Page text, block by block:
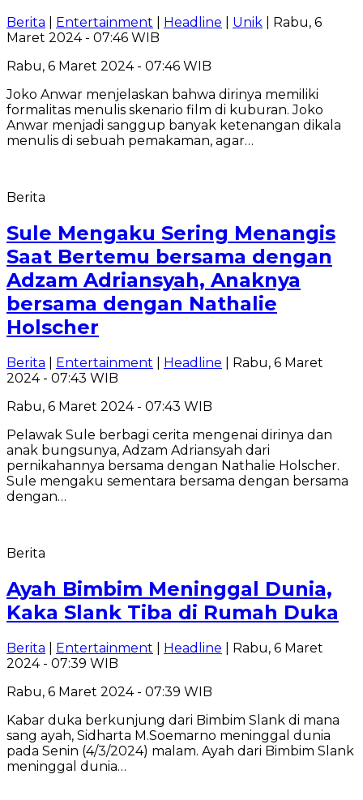
Berita Entertainment Headline Unik | Rabu, 6
Maret 2024 - 07:46 WIB
Rabu, 6 Maret 2024 - 07:46 WIB
Joko Anwar menjelaskan bahwa dirinya memiliki
formalitas menulis skenario film di kuburan. Joko
Anwar menjadi sanggup banyak ketenangan dikala
menulis di sebuah pemakaman, agar…
Berita
Sule Mengaku Sering Menangis
Saat Bertemu bersama dengan
Adzam Adriansyah, Anaknya
bersama dengan Nathalie
Holscher
Berita Entertainment Headline | Rabu, 6 Maret
2024 - 07:43 WIB
Rabu, 6 Maret 2024 - 07:43 WIB
Pelawak Sule berbagi cerita mengenai dirinya dan
anak bungsunya, Adzam Adriansyah dari
pernikahannya bersama dengan Nathalie Holscher.
Sule mengaku sementara bersama dengan bersama
dengan…
Berita
Ayah Bimbim Meninggal Dunia,
Kaka Slank Tiba di Rumah Duka
Berita Entertainment Headline | Rabu, 6 Maret
2024 - 07:39 WIB
Rabu, 6 Maret 2024 - 07:39 WIB
Kabar duka berkunjung dari Bimbim Slank di mana
sang ayah, Sidharta M.Soemarno meninggal dunia
pada Senin (4/3/2024) malam. Ayah dari Bimbim Slank
meninggal dunia…